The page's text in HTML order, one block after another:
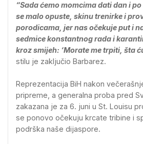
“Sada ćemo momcima dati dan i
se malo opuste, skinu trenirke i
porodicama, jer nas očekuje put i
sedmice konstantnog rada i
kroz smijeh: ‘Morate me trpiti, šta
stilu je zaključio Barbarez.
Reprezentacija BiH nakon
pripreme, a generalna proba pred
zakazana je za 6. juni u St. Louisu
se ponovo očekuju krcate tribine i
podrška naše dijaspore.